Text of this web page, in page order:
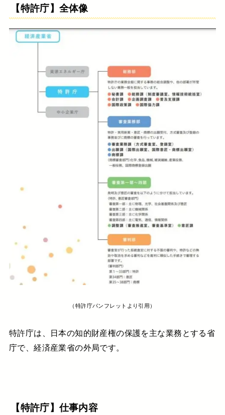
【特許庁】全体像
（特許庁パンフレットより引用）
特許庁は、日本の知的財産権の保護を主な業務とする省
庁で、経済産業省の外局です。
【特許庁】仕事内容